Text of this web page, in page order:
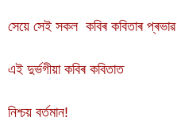
সেয়ে সেই সকল কবিৰ কবিতাৰ প্ৰভাৱ
এই দুৰ্ভগীয়া কবিৰ কবিতাত
নিশ্চয় বৰ্তমান!